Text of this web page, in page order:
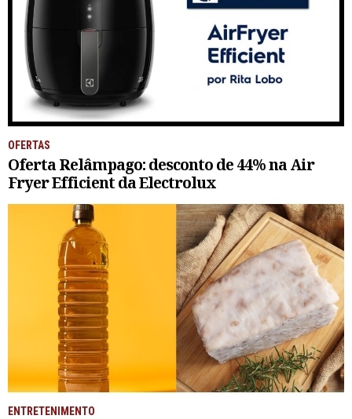
OFERTAS
Oferta Relâmpago: desconto de 44% na Air
Fryer Efficient da Electrolux
ENTRETENIMENTO